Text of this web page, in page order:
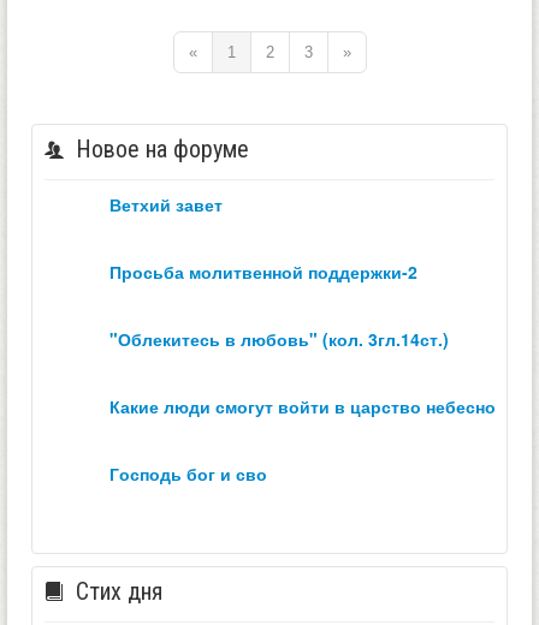
« 1 2 3 »
Новое на форуме
ветхий завет
просьба молитвенной поддержки-2
"облекитесь в любовь" (кол. 3гл.14ст.)
какие люди смогут войти в царство небесное？
господь бог и сво
Стих дня